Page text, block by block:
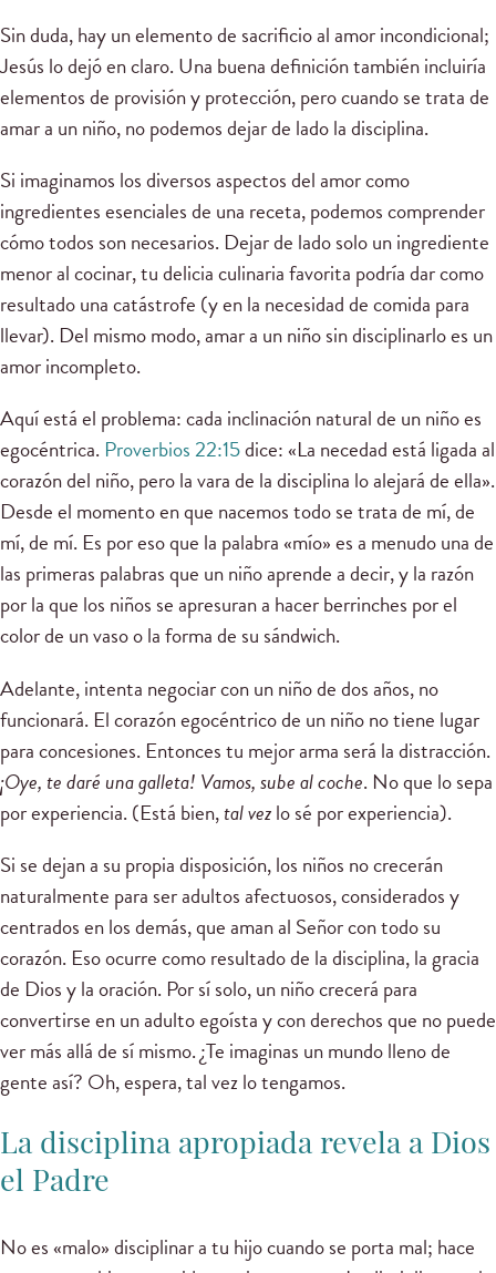
Sin duda, hay un elemento de sacrificio al amor incondicional;
Jesús lo dejó en claro. Una buena definición también incluiría
elementos de provisión y protección, pero cuando se trata de
amar a un niño, no podemos dejar de lado la disciplina.
Si imaginamos los diversos aspectos del amor como
ingredientes esenciales de una receta, podemos comprender
cómo todos son necesarios. Dejar de lado solo un ingrediente
menor al cocinar, tu delicia culinaria favorita podría dar como
resultado una catástrofe (y en la necesidad de comida para
llevar). Del mismo modo, amar a un niño sin disciplinarlo es un
amor incompleto.
Aquí está el problema: cada inclinación natural de un niño es
egocéntrica. Proverbios 22:15dice: «La necedad está ligada al
corazón del niño, pero la vara de la disciplina lo alejará de ella».
Desde el momento en que nacemos todo se trata de mí, de
mí, de mí. Es por eso que la palabra «mío» es a menudo una de
las primeras palabras que un niño aprende a decir, y la razón
por la que los niños se apresuran a hacer berrinches por el
color de un vaso o la forma de su sándwich.
Adelante, intenta negociar con un niño de dos años, no
funcionará. El corazón egocéntrico de un niño no tiene lugar
para concesiones. Entonces tu mejor arma será la distracción.
¡Oye, te daré una galleta! Vamos, sube al coche. No que lo sepa
por experiencia. (Está bien,tal vezlo sé por experiencia).
Si se dejan a su propia disposición, los niños no crecerán
naturalmente para ser adultos afectuosos, considerados y
centrados en los demás, que aman al Señor con todo su
corazón. Eso ocurre como resultado de la disciplina, la gracia
de Dios y la oración. Por sí solo, un niño crecerá para
convertirse en un adulto egoísta y con derechos que no puede
ver más allá de sí mismo. ¿Te imaginas un mundo lleno de
gente así? Oh, espera, tal vez lo tengamos.
La disciplina apropiada revela a Dios
el Padre
No es «malo» disciplinar a tu hijo cuando se porta mal; hace